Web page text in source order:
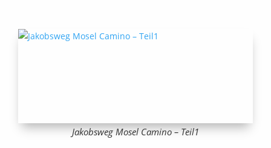
Jakobsweg Mosel Camino – Teil1